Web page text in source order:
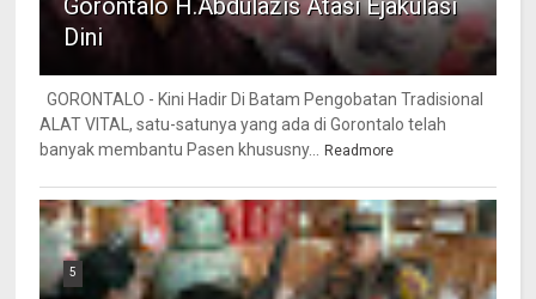
Gorontalo H.Abdulazis Atasi Ejakulasi
Dini
GORONTALO - Kini Hadir Di Batam Pengobatan Tradisional
ALAT VITAL, satu-satunya yang ada di Gorontalo telah
banyak membantu Pasen khususny...
Readmore
5